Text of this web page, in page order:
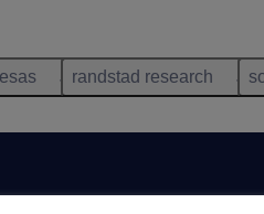
randstad research